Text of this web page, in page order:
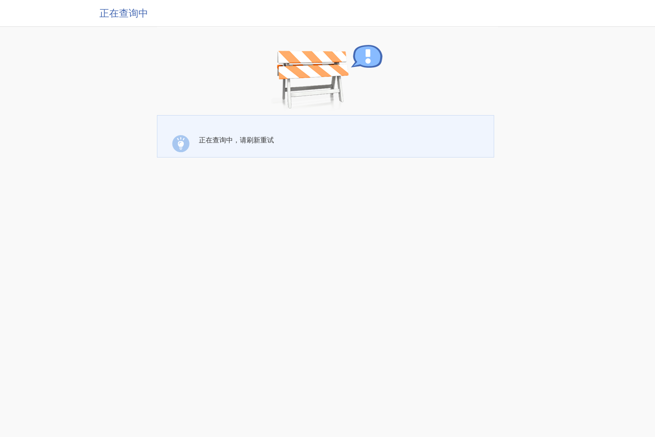
正在查询中
正在查询中，请刷新重试